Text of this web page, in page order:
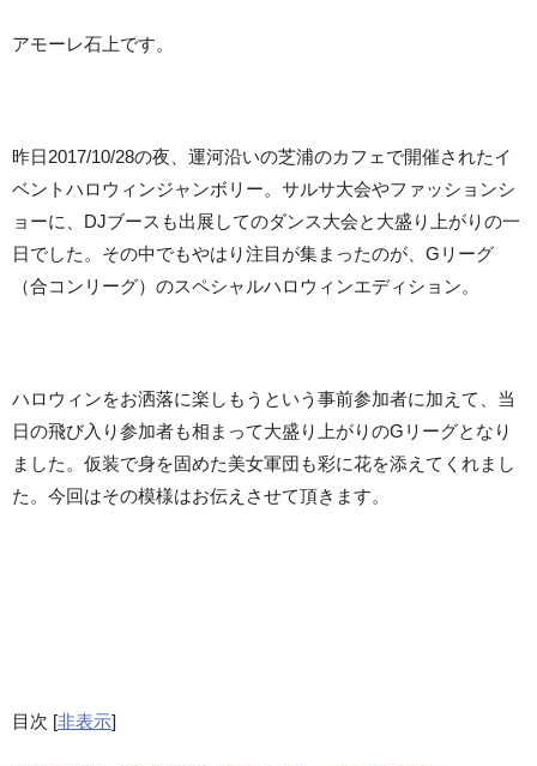
アモーレ石上です。
昨日2017/10/28の夜、運河沿いの芝浦のカフェで開催されたイ
ベントハロウィンジャンボリー。サルサ大会やファッションシ
ョーに、DJブースも出展してのダンス大会と大盛り上がりの一
日でした。その中でもやはり注目が集まったのが、Gリーグ
（合コンリーグ）のスペシャルハロウィンエディション。
ハロウィンをお洒落に楽しもうという事前参加者に加えて、当
日の飛び入り参加者も相まって大盛り上がりのGリーグとなり
ました。仮装で身を固めた美女軍団も彩に花を添えてくれまし
た。今回はその模様はお伝えさせて頂きます。
目次 [非表示]